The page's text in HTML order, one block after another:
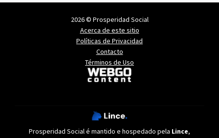
2026 © Prosperidad Social
Acerca de este sitio
Políticas de Privacidad
Contacto
Términos de Uso
Prosperidad Social é mantido e hospedado pela Lince,